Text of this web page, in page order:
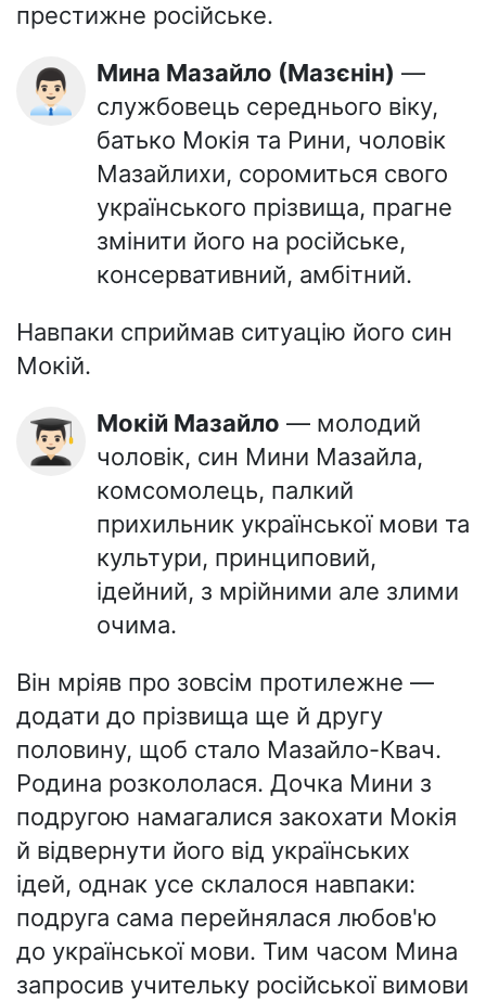
престижне російське.
👨🏻‍💼 Мина Мазайло (Мазєнін) —
службовець середнього віку,
батько Мокія та Рини, чоловік
Мазайлихи, соромиться свого
українського прізвища, прагне
змінити його на російське,
консервативний, амбітний.
Навпаки сприймав ситуацію його син
Мокій.
👨🏻‍🎓 Мокій Мазайло — молодий
чоловік, син Мини Мазайла,
комсомолець, палкий
прихильник української мови та
культури, принциповий,
ідейний, з мрійними але злими
очима.
Він мріяв про зовсім протилежне —
додати до прізвища ще й другу
половину, щоб стало Мазайло-Квач.
Родина розкололася. Дочка Мини з
подругою намагалися закохати Мокія
й відвернути його від українських
ідей, однак усе склалося навпаки:
подруга сама перейнялася любов'ю
до української мови. Тим часом Мина
запросив учительку російської вимови